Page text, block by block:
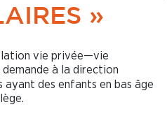
»
vie privée—vie
demande à la direction
ayant des enfants en bas âge